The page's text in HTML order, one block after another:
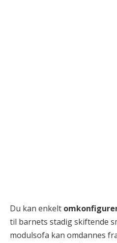
Du kan enkelt
til barnets stadig skiftende
modulsofa kan omdannes